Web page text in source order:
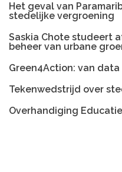
Het geval van
stedelijke vergroening
Saskia Chote studeert
beheer van urbane
Green4Action: van
Tekenwedstrijd over
Overhandiging